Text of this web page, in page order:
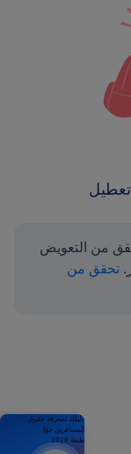
تعطيل
من التعويض
تحقق من
دليلك لمعرفة حقوق
المسافرين جوًا
طبعة 2026